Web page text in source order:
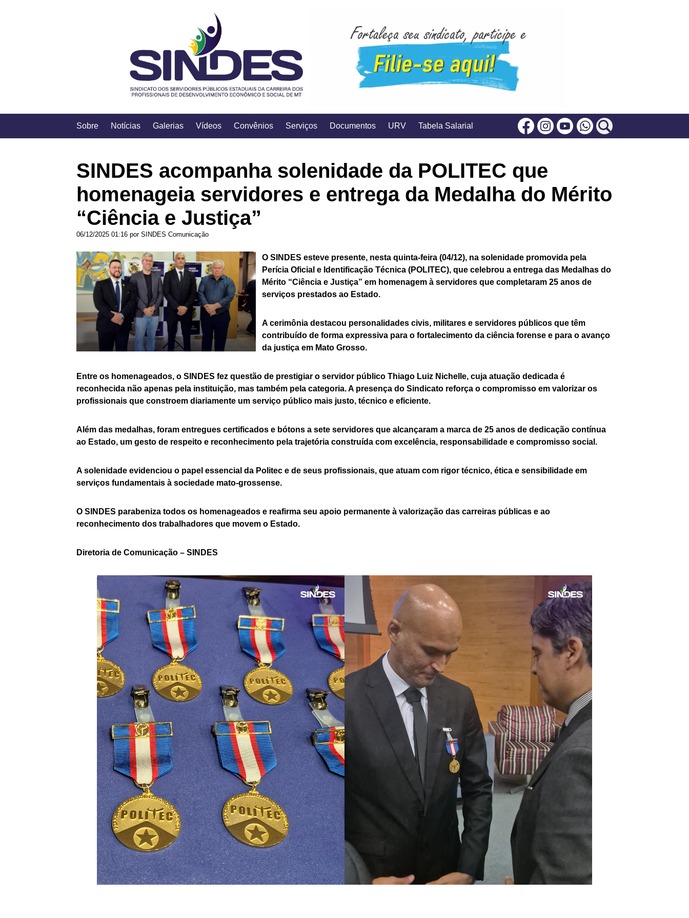
Sobre Notícias Galerias Vídeos Convênios Serviços Documentos URV Tabela Salarial FacebookInstagram
Youtube
SINDES acompanha solenidade da POLITEC que
homenageia servidores e entrega da Medalha do Mérito
“Ciência e Justiça”
06/12/2025 01:16 por SINDES Comunicação
O SINDES esteve presente, nesta quinta-feira (04/12), na solenidade promovida pela
Perícia Oficial e Identificação Técnica (POLITEC), que celebrou a entrega das Medalhas do
Mérito “Ciência e Justiça” em homenagem à servidores que completaram 25 anos de
serviços prestados ao Estado.
A cerimônia destacou personalidades civis, militares e servidores públicos que têm
contribuído de forma expressiva para o fortalecimento da ciência forense e para o avanço
da justiça em Mato Grosso.
Entre os homenageados, o SINDES fez questão de prestigiar o servidor público Thiago Luiz Nichelle, cuja atuação dedicada é
reconhecida não apenas pela instituição, mas também pela categoria. A presença do Sindicato reforça o compromisso em valorizar os
profissionais que constroem diariamente um serviço público mais justo, técnico e eficiente.
Além das medalhas, foram entregues certificados e bótons a sete servidores que alcançaram a marca de 25 anos de dedicação contínua
ao Estado, um gesto de respeito e reconhecimento pela trajetória construída com excelência, responsabilidade e compromisso social.
A solenidade evidenciou o papel essencial da Politec e de seus profissionais, que atuam com rigor técnico, ética e sensibilidade em
serviços fundamentais à sociedade mato-grossense.
O SINDES parabeniza todos os homenageados e reafirma seu apoio permanente à valorização das carreiras públicas e ao
reconhecimento dos trabalhadores que movem o Estado.
Diretoria de Comunicação – SINDES